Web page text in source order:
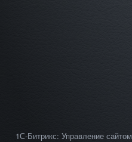
1С-Битрикс: Управление сайтом